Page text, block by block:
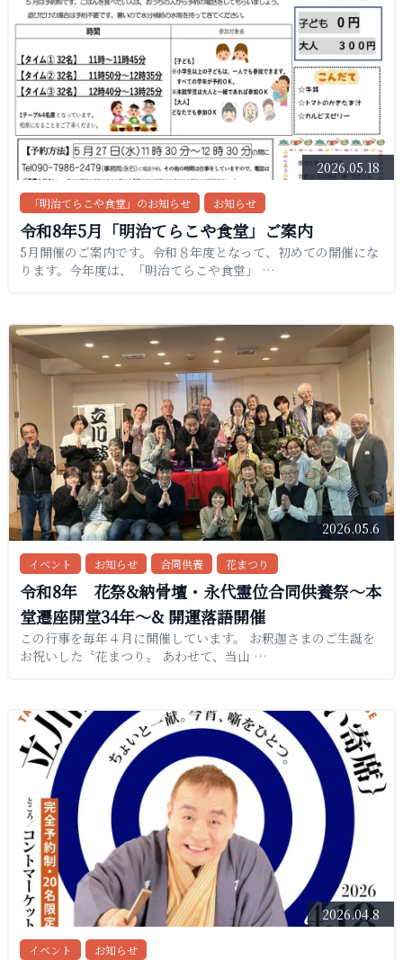
2026.05.18
「明治てらこや食堂」のお知らせ お知らせ
令和8年5月「明治てらこや食堂」ご案内
5月開催のご案内です。令和８年度となって、初めての開催にな
ります。今年度は、「明治てらこや食堂」 …
2026.05.6
イベント お知らせ 合同供養 花まつり
令和8年 花祭&納骨壇・永代霊位合同供養祭〜本
堂遷座開堂34年〜& 開運落語開催
この行事を毎年４月に開催しています。 お釈迦さまのご生誕を
お祝いした〝花まつり〟 あわせて、当山 …
2026.04.8
イベント お知らせ